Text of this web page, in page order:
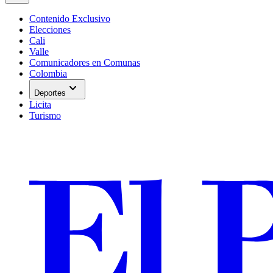
Contenido Exclusivo
Elecciones
Cali
Valle
Comunicadores en Comunas
Colombia
Deportes expand_more
Licita
Turismo